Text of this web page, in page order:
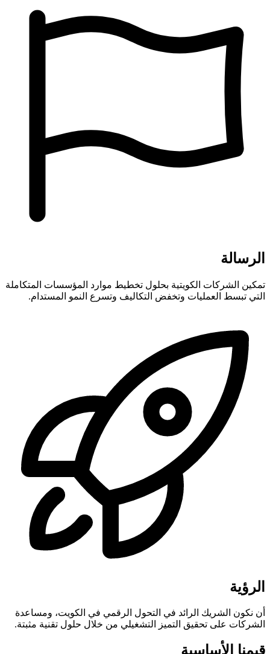
الرسالة
تمكين الشركات الكويتية بحلول تخطيط موارد المؤسسات المتكاملة
التي تبسط العمليات وتخفض التكاليف وتسرع النمو المستدام.
الرؤية
أن نكون الشريك الرائد في التحول الرقمي في الكويت، ومساعدة
الشركات على تحقيق التميز التشغيلي من خلال حلول تقنية مثبتة.
قيمنا الأساسية